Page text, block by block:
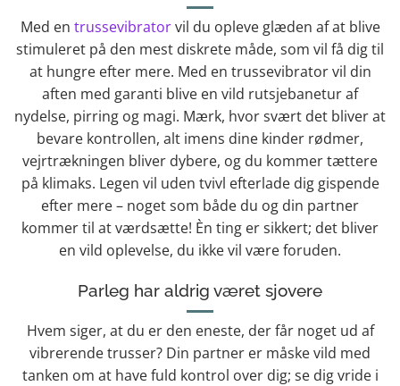
Med en trussevibratorvil du opleve glæden af at blive
stimuleret på den mest diskrete måde, som vil få dig til
at hungre efter mere. Med en trussevibrator vil din
aften med garanti blive en vild rutsjebanetur af
nydelse, pirring og magi. Mærk, hvor svært det bliver at
bevare kontrollen, alt imens dine kinder rødmer,
vejrtrækningen bliver dybere, og du kommer tættere
på klimaks. Legen vil uden tvivl efterlade dig gispende
efter mere – noget som både du og din partner
kommer til at værdsætte! Èn ting er sikkert; det bliver
en vild oplevelse, du ikke vil være foruden.
Parleg har aldrig været sjovere
Hvem siger, at du er den eneste, der får noget ud af
vibrerende trusser? Din partner er måske vild med
tanken om at have fuld kontrol over dig; se dig vride i